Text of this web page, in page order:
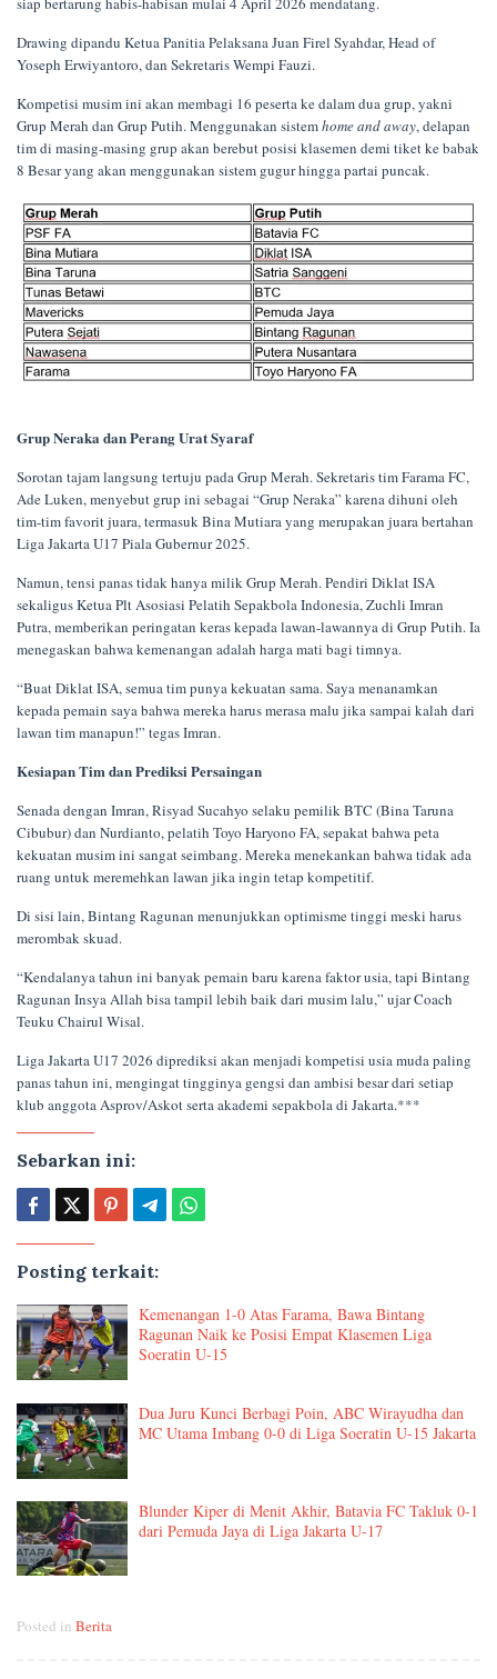
Drawing dipandu Ketua Panitia Pelaksana Juan Firel Syahdar, Head of
Yoseph Erwiyantoro, dan Sekretaris Wempi Fauzi.
Kompetisi musim ini akan membagi 16 peserta ke dalam dua grup, yakni
Grup Merah dan Grup Putih. Menggunakan sistemhome and away, delapan
tim di masing-masing grup akan berebut posisi klasemen demi tiket ke babak
8 Besar yang akan menggunakan sistem gugur hingga partai puncak.
Grup Neraka dan Perang Urat Syaraf
Sorotan tajam langsung tertuju pada Grup Merah. Sekretaris tim Farama FC,
Ade Luken, menyebut grup ini sebagai “Grup Neraka” karena dihuni oleh
tim-tim favorit juara, termasuk Bina Mutiara yang merupakan juara bertahan
Liga Jakarta U17 Piala Gubernur 2025.
Namun, tensi panas tidak hanya milik Grup Merah. Pendiri Diklat ISA
sekaligus Ketua Plt Asosiasi Pelatih Sepakbola Indonesia, Zuchli Imran
Putra, memberikan peringatan keras kepada lawan-lawannya di Grup Putih. Ia
menegaskan bahwa kemenangan adalah harga mati bagi timnya.
“Buat Diklat ISA, semua tim punya kekuatan sama. Saya menanamkan
kepada pemain saya bahwa mereka harus merasa malu jika sampai kalah dari
lawan tim manapun!” tegas Imran.
Kesiapan Tim dan Prediksi Persaingan
Senada dengan Imran, Risyad Sucahyo selaku pemilik BTC (Bina Taruna
Cibubur) dan Nurdianto, pelatih Toyo Haryono FA, sepakat bahwa peta
kekuatan musim ini sangat seimbang. Mereka menekankan bahwa tidak ada
ruang untuk meremehkan lawan jika ingin tetap kompetitif.
Di sisi lain, Bintang Ragunan menunjukkan optimisme tinggi meski harus
merombak skuad.
“Kendalanya tahun ini banyak pemain baru karena faktor usia, tapi Bintang
Ragunan Insya Allah bisa tampil lebih baik dari musim lalu,” ujar Coach
Teuku Chairul Wisal.
Liga Jakarta U17 2026 diprediksi akan menjadi kompetisi usia muda paling
panas tahun ini, mengingat tingginya gengsi dan ambisi besar dari setiap
klub anggota Asprov/Askot serta akademi sepakbola di Jakarta.***
Sebarkan ini:
Posting terkait:
Kemenangan 1-0 Atas Farama, Bawa Bintang
Ragunan Naik ke Posisi Empat Klasemen Liga
Soeratin U-15
Dua Juru Kunci Berbagi Poin, ABC Wirayudha dan
MC Utama Imbang 0-0 di Liga Soeratin U-15 Jakarta
Blunder Kiper di Menit Akhir, Batavia FC Takluk 0-1
dari Pemuda Jaya di Liga Jakarta U-17
Posted in Berita